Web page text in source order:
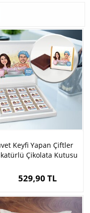
Keyfi Yapan Çiftler
Çikolata Kutusu
529,90 TL